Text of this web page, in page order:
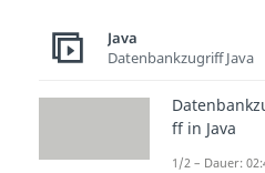
Dabei
dieHat-
dieIst-eine-
Java
Datenbankzugriff Java
ff in Java
1/2 – Dauer: